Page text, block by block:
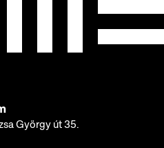
György út 35.